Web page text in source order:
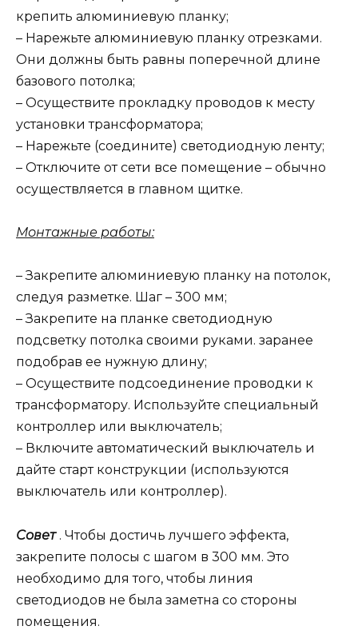
крепить алюминиевую планку;
– Нарежьте алюминиевую планку отрезками.
Они должны быть равны поперечной длине
базового потолка;
– Осуществите прокладку проводов к месту
установки трансформатора;
– Нарежьте (соедините) светодиодную ленту;
– Отключите от сети все помещение – обычно
осуществляется в главном щитке.
Монтажные работы:
– Закрепите алюминиевую планку на потолок,
следуя разметке. Шаг – 300 мм;
– Закрепите на планке светодиодную
подсветку потолка своими руками. заранее
подобрав ее нужную длину;
– Осуществите подсоединение проводки к
трансформатору. Используйте специальный
контроллер или выключатель;
– Включите автоматический выключатель и
дайте старт конструкции (используются
выключатель или контроллер).
Совет. Чтобы достичь лучшего эффекта,
закрепите полосы с шагом в 300 мм. Это
необходимо для того, чтобы линия
светодиодов не была заметна со стороны
помещения.